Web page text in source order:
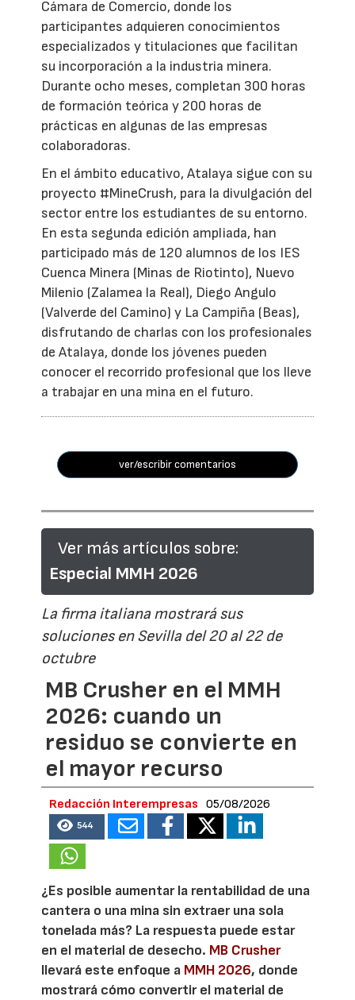
Cámara de Comercio, donde los
participantes adquieren conocimientos
especializados y titulaciones que facilitan
su incorporación a la industria minera.
Durante ocho meses, completan 300 horas
de formación teórica y 200 horas de
prácticas en algunas de las empresas
colaboradoras.
En el ámbito educativo, Atalaya sigue con su
proyecto #MineCrush, para la divulgación del
sector entre los estudiantes de su entorno.
En esta segunda edición ampliada, han
participado más de 120 alumnos de los IES
Cuenca Minera (Minas de Riotinto), Nuevo
Milenio (Zalamea la Real), Diego Angulo
(Valverde del Camino) y La Campiña (Beas),
disfrutando de charlas con los profesionales
de Atalaya, donde los jóvenes pueden
conocer el recorrido profesional que los lleve
a trabajar en una mina en el futuro.
ver/escribir comentarios
Ver más artículos sobre:
Especial MMH 2026
La firma italiana mostrará sus
soluciones en Sevilla del 20 al 22 de
octubre
MB Crusher en el MMH
2026: cuando un
residuo se convierte en
el mayor recurso
Redacción Interempresas 05/08/2026
544
¿Es posible aumentar la rentabilidad de una
cantera o una mina sin extraer una sola
tonelada más? La respuesta puede estar
en el material de desecho. MB Crusher
llevará este enfoque a MMH 2026, donde
mostrará cómo convertir el material de